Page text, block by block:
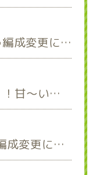
3/14のサッカー中継に伴う編成変更について
杉浦佳代・MOMOCOと行く！甘～い石垣いちご狩り！日帰りバスツアー参加者募集のお知らせ
2/8のサッカー中継に伴う編成変更について